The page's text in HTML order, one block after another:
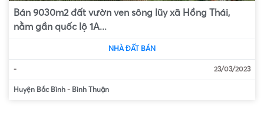
Bán 9030m2 đất vườn ven sông lũy xã Hồng Thái,
nằm gần quốc lộ 1A...
NHÀ ĐẤT BÁN
- 23/03/2023
Huyện Bắc Bình - Bình Thuận